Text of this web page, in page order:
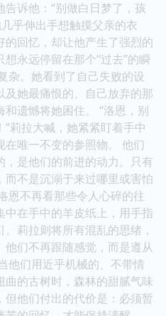
诉他：“别做白日梦了，孩
乎伸出手想触摸父亲的衣
的回忆，却让他产生了强烈的
永远停留在那个“过去”的瞬
杂。她看到了自己失败的设
她最痛恨的、自己放弃的那
遗憾将她困住。 “洛恩，别
莉拉大喊，她紧紧盯着手中
唯一不变的参照物。 他们
，是他们的前进的动力。只有
而不是沉溺于来过哪里或害怕
恩不再看那些令人心碎的往
在手中的羊皮纸上，用手指
莉拉则将所有混乱的思绪，
们不再跟随感觉，而是遵从
他们用近乎机械的、不带情
曲的古树时，森林的甜腻气味
他们付出的代价是：必须暂